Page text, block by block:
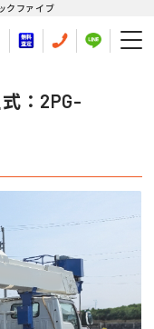
クファイブ
：2PG-